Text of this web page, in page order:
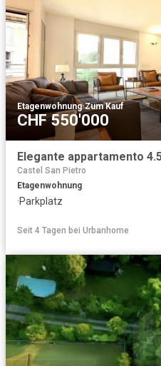
Etagenwohnung·Zum Kauf
CHF 550'000
Castel San Pietro
Etagenwohnung
·Parkplatz
Seit 4 Tagen bei Urbanhome